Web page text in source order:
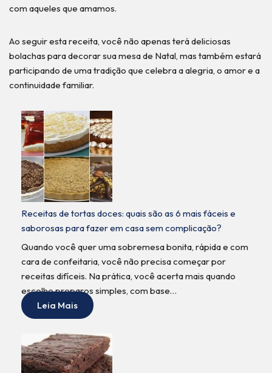
com aqueles que amamos.
Ao seguir esta receita, você não apenas terá deliciosas
bolachas para decorar sua mesa de Natal, mas também estará
participando de uma tradição que celebra a alegria, o amor e a
continuidade familiar.
Receitas de tortas doces: quais são as 6 mais fáceis e
saborosas para fazer em casa sem complicação?
Quando você quer uma sobremesa bonita, rápida e com
cara de confeitaria, você não precisa começar por
receitas difíceis. Na prática, você acerta mais quando
escolhe preparos simples, com base…
Leia Mais